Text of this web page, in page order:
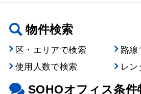
物件検索
区・エリアで検索
路線
使用人数で検索
レン
SOHOオフィス条件